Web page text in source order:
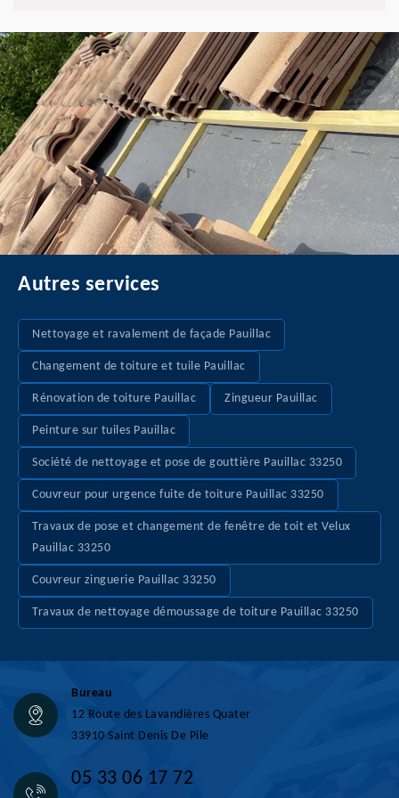
Autres services
Nettoyage et ravalement de façade Pauillac
Changement de toiture et tuile Pauillac
Rénovation de toiture Pauillac Zingueur Pauillac
Peinture sur tuiles Pauillac
Société de nettoyage et pose de gouttière Pauillac 33250
Couvreur pour urgence fuite de toiture Pauillac 33250
Travaux de pose et changement de fenêtre de toit et Velux
Pauillac 33250
Couvreur zinguerie Pauillac 33250
Travaux de nettoyage démoussage de toiture Pauillac 33250
Bureau
12 Route des Lavandières Quater
33910 Saint Denis De Pile
05 33 06 17 72